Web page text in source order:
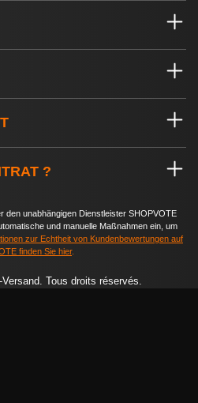
?
den unabhängigen Dienstleister SHOPVOTE
und manuelle Maßnahmen ein, um
zur Echtheit von Kundenbewertungen auf
finden Sie hier.
Tous droits réservés.